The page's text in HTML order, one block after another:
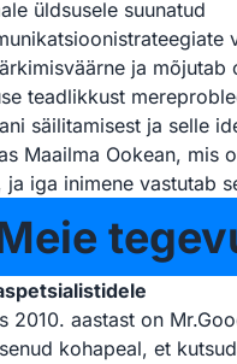
üldsusele suunatud
ja mõjutab
teadlikkust
säilitamisest ja selle
Maailma Ookean, mis
ja iga inimene vastutab
2010. aastast on
kohapeal, et